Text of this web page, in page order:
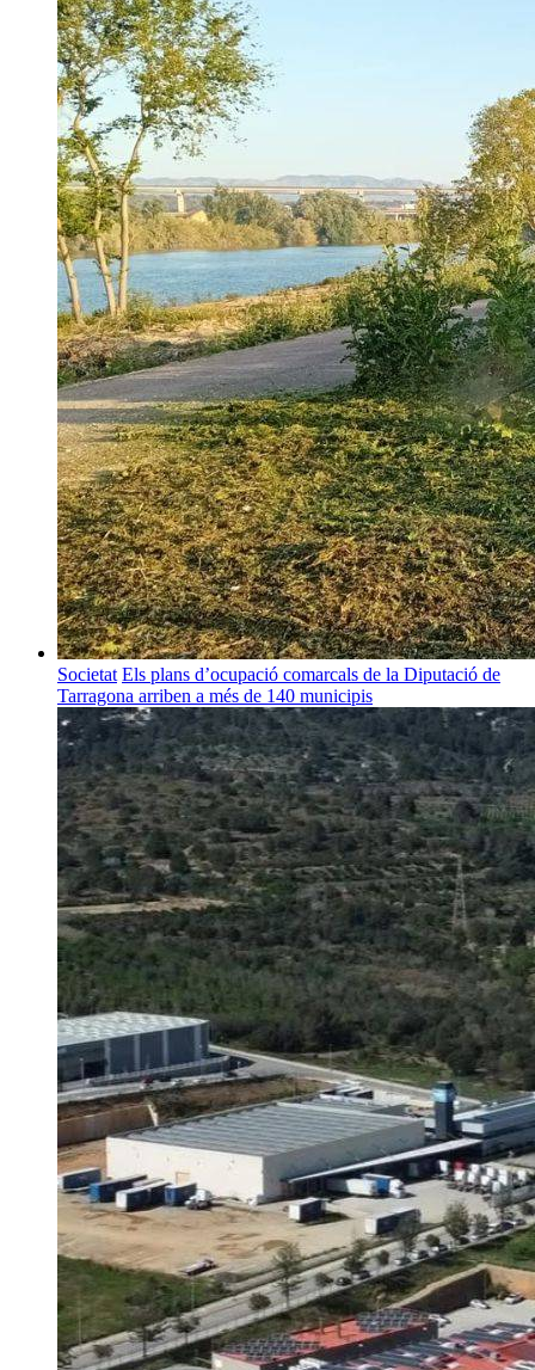
Societat Els plans d’ocupació comarcals de la Diputació de
Tarragona arriben a més de 140 municipis